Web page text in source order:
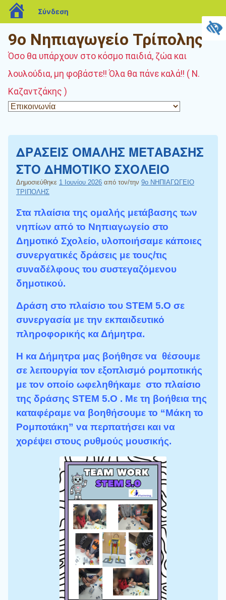
9ο Νηπιαγωγείο Τρίπολης
Όσο θα υπάρχουν στο κόσμο παιδιά, ζώα και
λουλούδια, μη φοβάστε!! Όλα θα πάνε καλά!! ( Ν.
Καζαντζάκης )
ΔΡΑΣΕΙΣ ΟΜΑΛΗΣ ΜΕΤΑΒΑΣΗΣ
ΣΤΟ ΔΗΜΟΤΙΚΟ ΣΧΟΛΕΙΟ
Δημοσιεύθηκε 1 Ιουνίου 2026 από τον/την 9ο ΝΗΠΙΑΓΩΓΕΙΟ
ΤΡΙΠΟΛΗΣ
Στα πλαίσια της ομαλής μετάβασης των
νηπίων από το Νηπιαγωγείο στο
Δημοτικό Σχολείο, υλοποιήσαμε κάποιες
συνεργατικές δράσεις με τους/τις
συναδέλφους του συστεγαζόμενου
δημοτικού.
Δράση στο πλαίσιο του STEM 5.O σε
συνεργασία με την εκπαιδευτικό
πληροφορικής κα Δήμητρα.
Η κα Δήμητρα μας βοήθησε να θέσουμε
σε λειτουργία τον εξοπλισμό ρομποτικής
με τον οποίο ωφεληθήκαμε στο πλαίσιο
της δράσης STEM 5.O . Με τη βοήθεια της
καταφέραμε να βοηθήσουμε το “Μάκη το
Ρομποτάκη” να περπατήσει και να
χορέψει στους ρυθμούς μουσικής.
blogs.sch.gr
Σύνδεση